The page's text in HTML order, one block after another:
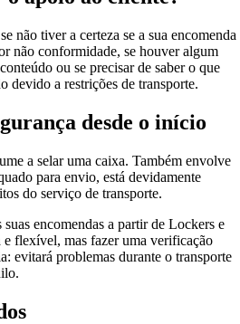
se não tiver a certeza se a sua encomenda
não conformidade, se houver algum
ou se precisar de saber o que
devido a restrições de transporte.
desde o início
a selar uma caixa. Também envolve
para envio, está devidamente
do serviço de transporte.
encomendas a partir de Lockers e
flexível, mas fazer uma verificação
evitará problemas durante o transporte